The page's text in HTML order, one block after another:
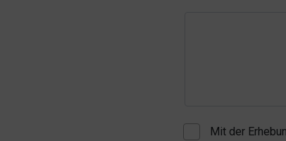
Mit der